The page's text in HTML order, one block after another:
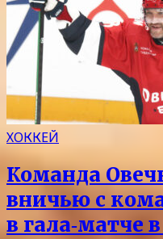
ХОККЕЙ
Команда
вничью с
в